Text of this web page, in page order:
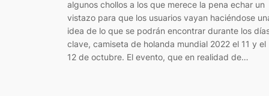
algunos chollos a los que merece la pena echar un
vistazo para que los usuarios vayan haciéndose
idea de lo que se podrán encontrar durante los
clave, camiseta de holanda mundial 2022 el 11 y el
12 de octubre. El evento, que en realidad de…